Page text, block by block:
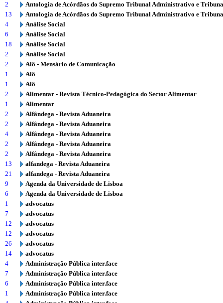
2
Antologia de Acórdãos do Supremo Tribunal Administrativo e
13
Antologia de Acórdãos do Supremo Tribunal Administrativo e
4
Análise Social
6
Análise Social
18
Análise Social
2
Análise Social
2
Alô - Mensário de Comunicação
1
Alô
1
Alô
2
Alimentar - Revista Técnico-Pedagógica do Sector Alimentar
1
Alimentar
2
Alfândega - Revista Aduaneira
2
Alfândega - Revista Aduaneira
4
Alfândega - Revista Aduaneira
2
Alfândega - Revista Aduaneira
2
Alfândega - Revista Aduaneira
13
alfandega - Revista Aduaneira
21
alfandega - Revista Aduaneira
9
Agenda da Universidade de Lisboa
6
Agenda da Universidade de Lisboa
1
advocatus
7
advocatus
12
advocatus
12
advocatus
26
advocatus
14
advocatus
4
Administração Pública inter.face
7
Administração Pública inter.face
6
Administração Pública inter.face
1
Administração Pública inter.face